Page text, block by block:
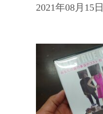
2021年08月15日